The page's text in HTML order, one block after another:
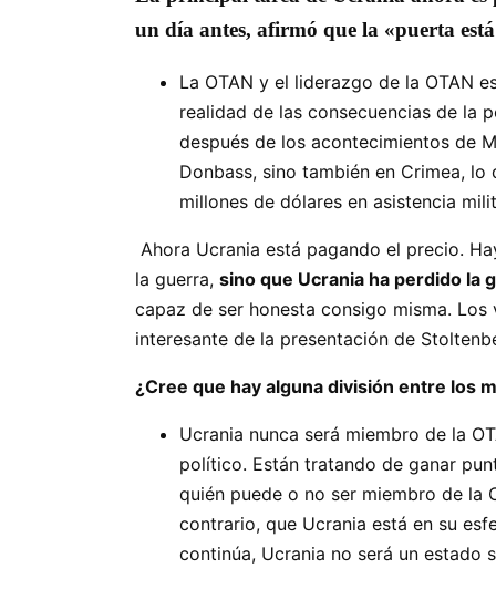
un día antes, afirmó que la «puerta
La OTAN y el liderazgo de la OTAN
realidad de las consecuencias de la
después de los acontecimientos de
Donbass, sino también en Crimea,
millones de dólares en asistencia
Ahora Ucrania está pagando el precio.
la guerra, sino que Ucrania ha perdido la
capaz de ser honesta consigo misma.
interesante de la presentación de
¿Cree que hay alguna división entre los
Ucrania nunca será miembro de la
político. Están tratando de ganar
quién puede o no ser miembro de la
contrario, que Ucrania está en su
continúa, Ucrania no será un estado